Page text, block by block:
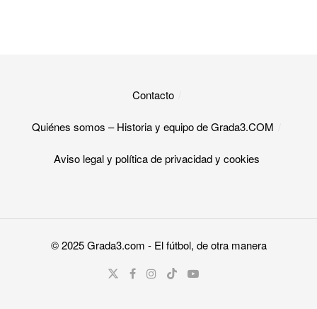
Contacto
Quiénes somos – Historia y equipo de Grada3.COM
Aviso legal y política de privacidad y cookies​
© 2025Grada3.com - El fútbol, de otra manera